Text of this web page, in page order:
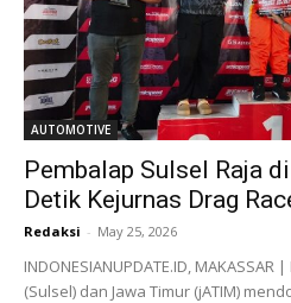
AUTOMOTIVE
Pembalap Sulsel Raja
Detik Kejurnas Drag
Redaksi - May 25, 2026
INDONESIANUPDATE.ID,
(Sulsel) dan Jawa Timur (jATIM)